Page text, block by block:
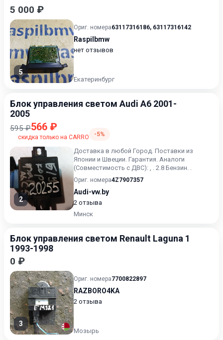
5 000 ₽
5
Ориг. номера63117316186, 63117316142
Raspilbmw
нет отзывов
Екатеринбург
Блок управления светом Audi A6 2001-
2005
595 ₽566 ₽
скидка только на CARRO -5%
2
Доставка в любой Город. Поставки из
Японии и Швеции. Гарантия. Аналоги
(Совместимость с ДВС): , . 2.8 Бензин. .
Ориг. номера4Z7907357
Audi-vw.by
2 отзыва
Минск
Блок управления светом Renault Laguna 1
1993-1998
0 ₽
3
Ориг. номера7700822897
RAZBORO4KA
2 отзыва
Мозырь